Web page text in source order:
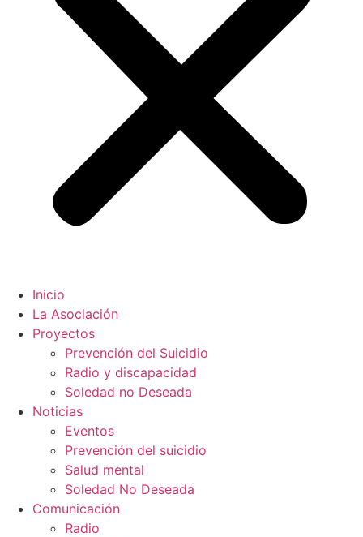
Inicio
La Asociación
Proyectos
Prevención del Suicidio
Radio y discapacidad
Soledad no Deseada
Noticias
Eventos
Prevención del suicidio
Salud mental
Soledad No Deseada
Comunicación
Radio